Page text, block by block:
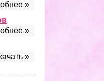
»
»
»